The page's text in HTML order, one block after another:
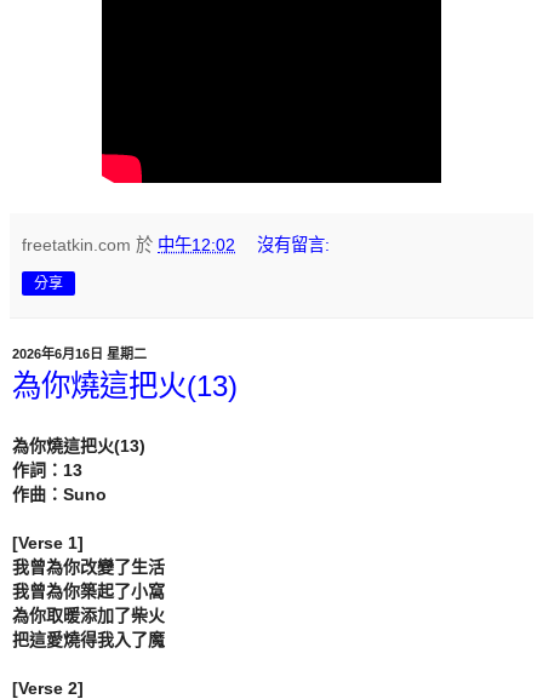
freetatkin.com 於 中午12:02 沒有留言:
分享
2026年6月16日 星期二
為你燒這把火(13)
為你燒這把火(13)
作詞：13
作曲：Suno
[Verse 1]
我曾為你改變了生活
我曾為你築起了小窩
為你取暖添加了柴火
把這愛燒得我入了魔
[Verse 2]